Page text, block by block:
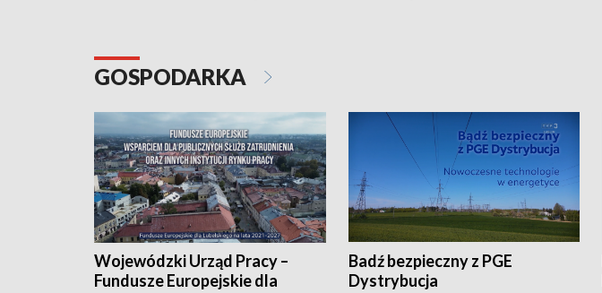
GOSPODARKA
Wojewódzki Urząd Pracy –
Fundusze Europejskie dla
Badź bezpieczny z PGE
Dystrybucja